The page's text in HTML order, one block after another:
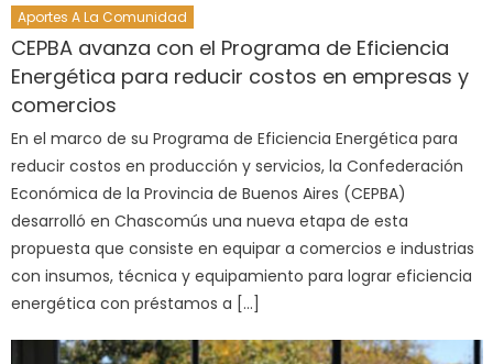
Aportes A La Comunidad
CEPBA avanza con el Programa de Eficiencia
Energética para reducir costos en empresas y
comercios
En el marco de su Programa de Eficiencia Energética para
reducir costos en producción y servicios, la Confederación
Económica de la Provincia de Buenos Aires (CEPBA)
desarrolló en Chascomús una nueva etapa de esta
propuesta que consiste en equipar a comercios e industrias
con insumos, técnica y equipamiento para lograr eficiencia
energética con préstamos a […]